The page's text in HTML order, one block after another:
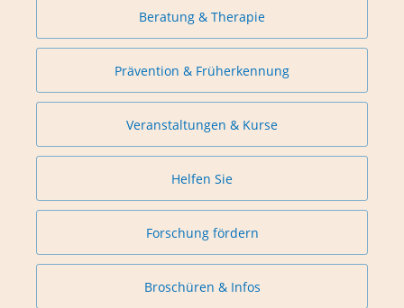
Beratung & Therapie
Prävention & Früherkennung
Veranstaltungen & Kurse
Helfen Sie
Forschung fördern
Broschüren & Infos